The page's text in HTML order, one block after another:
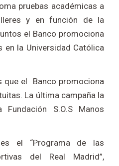
pruebas académicas a
y en función de la
el Banco promociona
en la Universidad Católica
que el Banco promociona
La última campaña la
S.O.S Manos
el “Programa de las
del Real Madrid”,